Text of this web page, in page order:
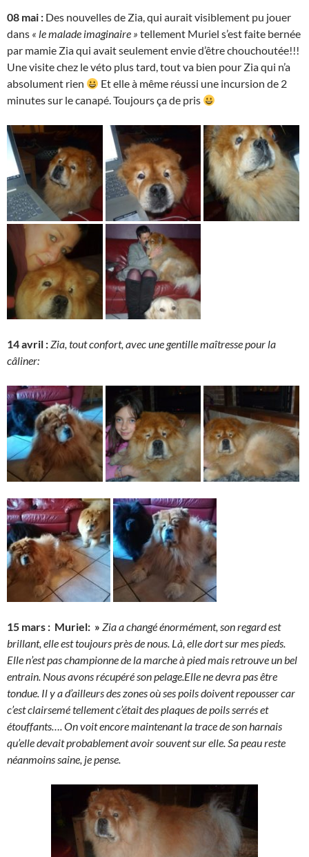
08 mai : Des nouvelles de Zia, qui aurait visiblement pu jouer
dans « le malade imaginaire » tellement Muriel s’est faite bernée
par mamie Zia qui avait seulement envie d’être chouchoutée!!!
Une visite chez le véto plus tard, tout va bien pour Zia qui n’a
absolument rien
Et elle à même réussi une incursion de 2
minutes sur le canapé. Toujours ça de pris
14 avril :Zia, tout confort, avec une gentille maîtresse pour la
câliner:
15 mars : Muriel: » Zia a changé énormément, son regard est
brillant, elle est toujours près de nous. Là, elle dort sur mes pieds.
Elle n’est pas championne de la marche à pied mais retrouve un bel
entrain. Nous avons récupéré son pelage.Elle ne devra pas être
tondue. Il y a d’ailleurs des zones où ses poils doivent repousser car
c’est clairsemé tellement c’était des plaques de poils serrés et
étouffants…. On voit encore maintenant la trace de son harnais
qu’elle devait probablement avoir souvent sur elle. Sa peau reste
néanmoins saine, je pense.